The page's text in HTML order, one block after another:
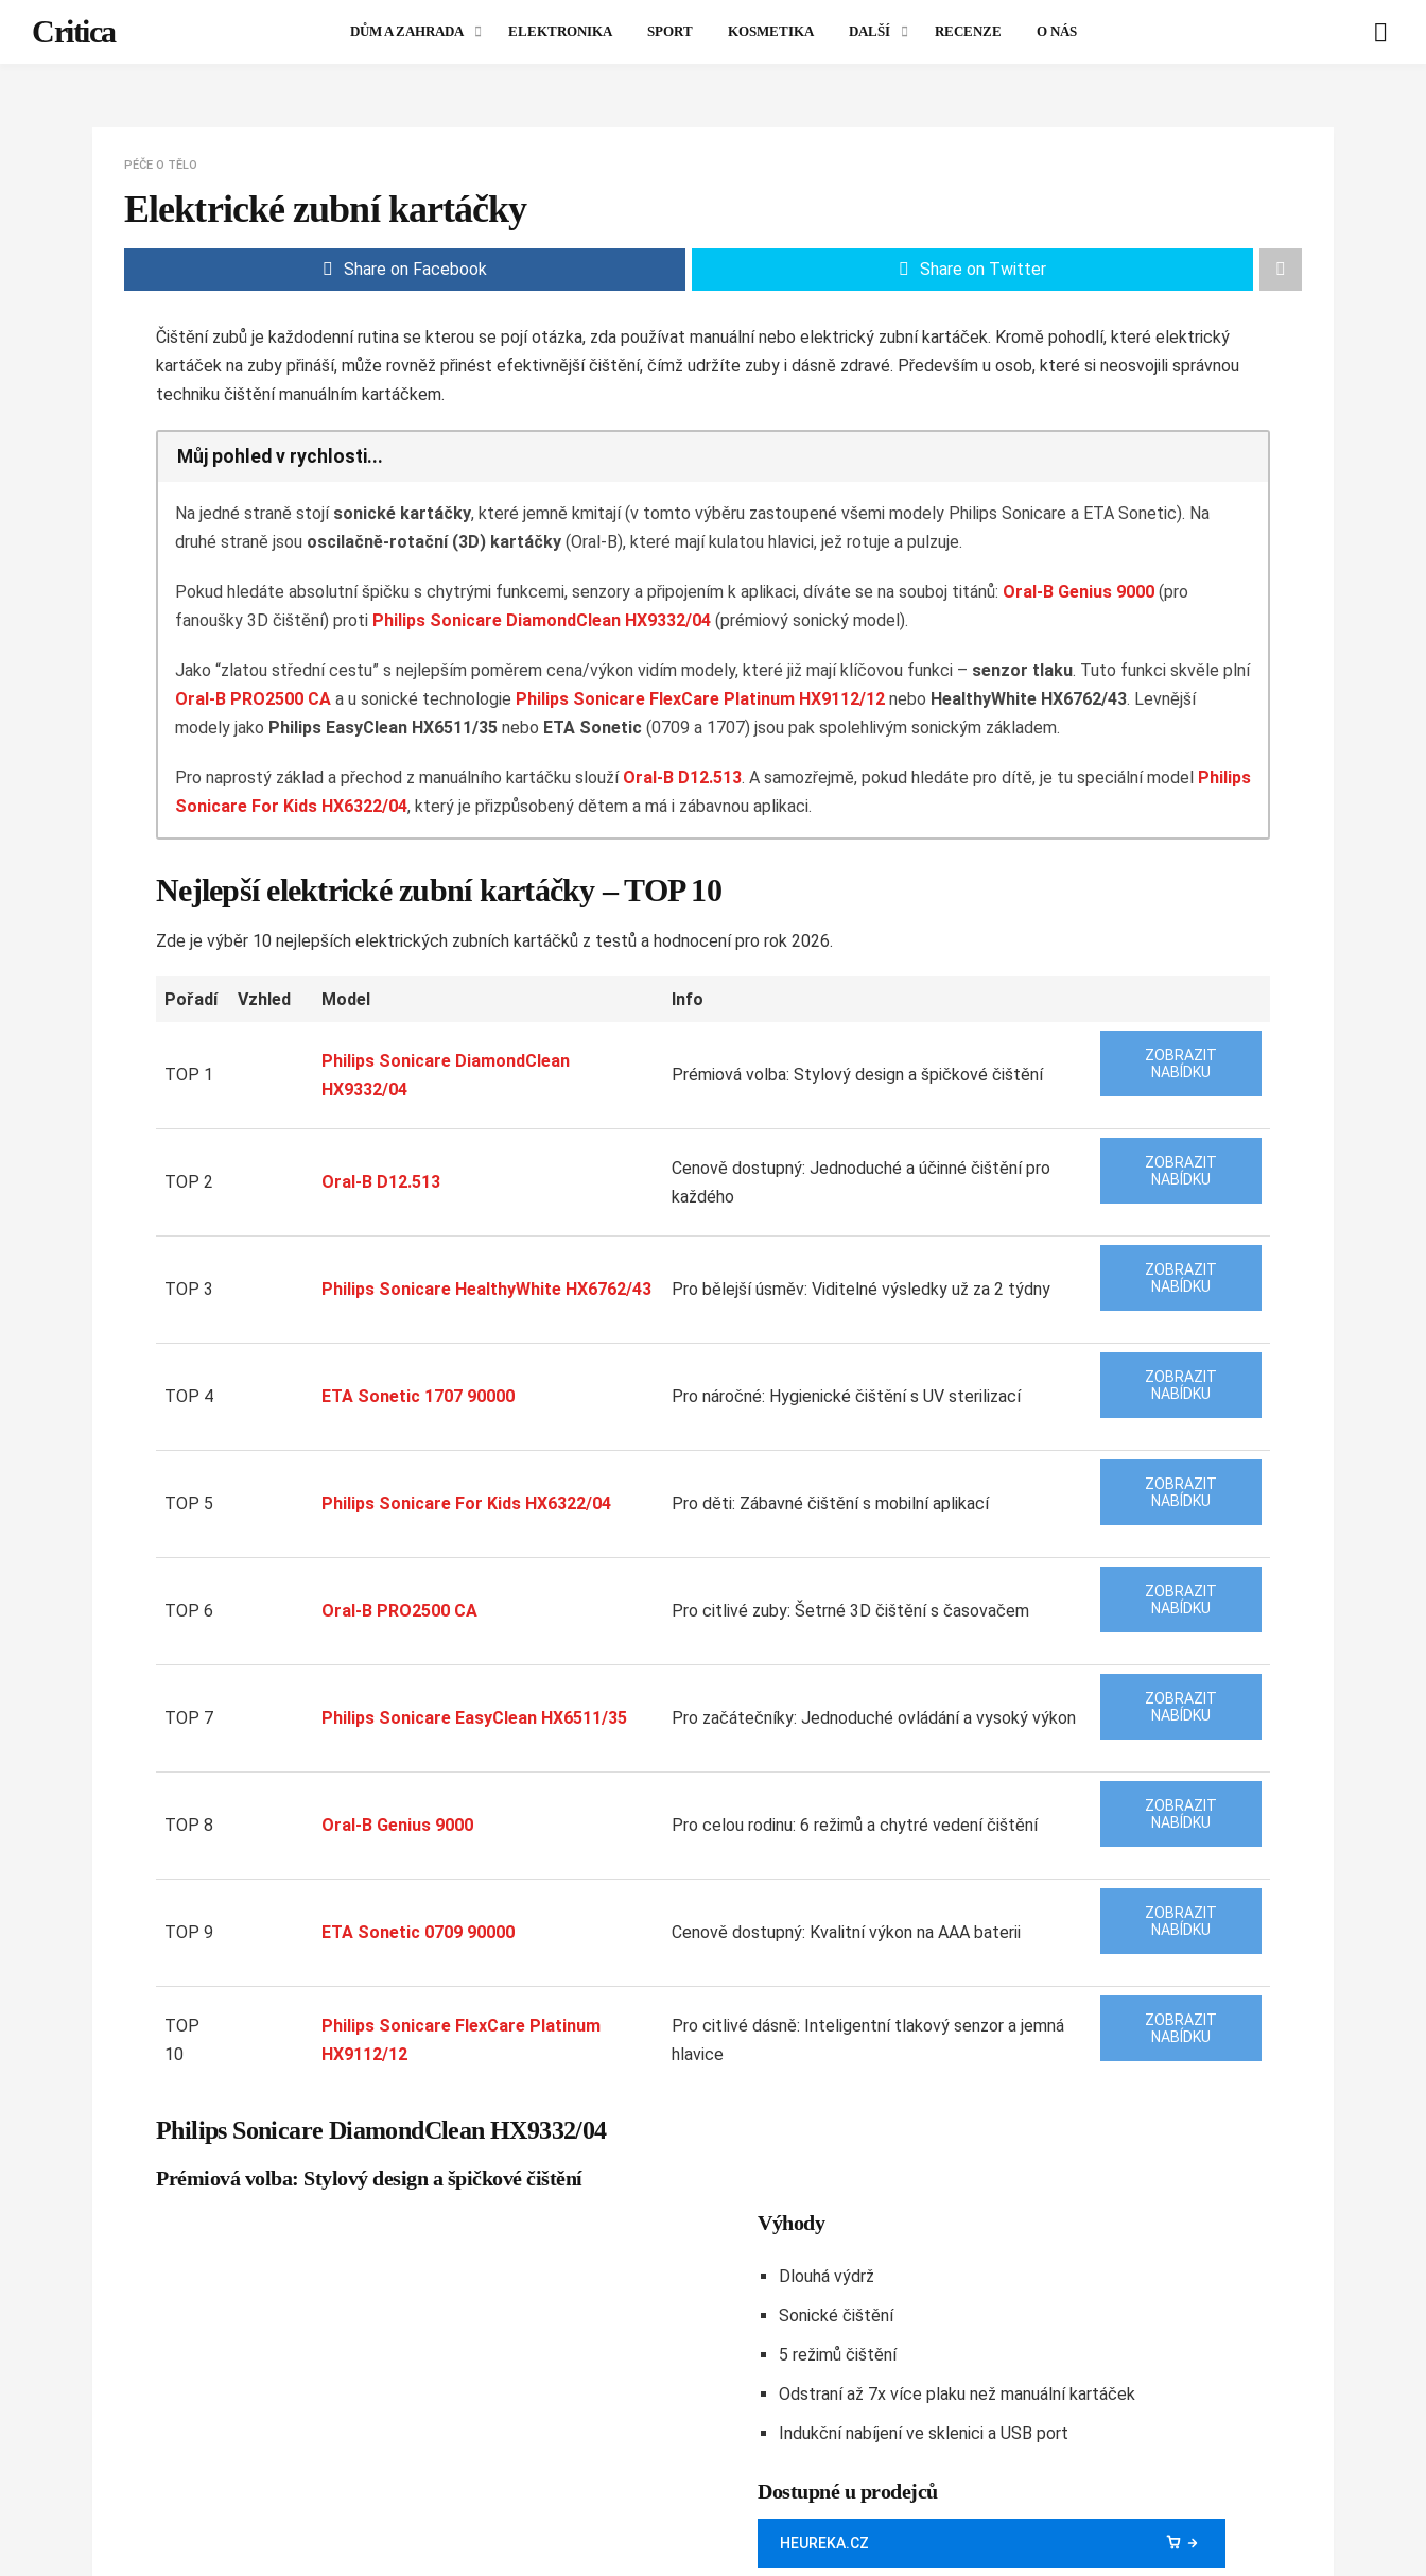
Critica DŮM A ZAHRADA ELEKTRONIKA SPORT KOSMETIKA DALŠÍ RECENZE O NÁS
PÉČE O TĚLO
Elektrické zubní kartáčky
Share on Facebook Share on Twitter
Čištění zubů je každodenní rutina se kterou se pojí otázka, zda používat manuální nebo elektrický zubní kartáček. Kromě pohodlí, které elektrický
kartáček na zuby přináší, může rovněž přinést efektivnější čištění, čímž udržíte zuby i dásně zdravé. Především u osob, které si neosvojili správnou
techniku čištění manuálním kartáčkem.
Můj pohled v rychlosti...
Na jedné straně stojí sonické kartáčky, které jemně kmitají (v tomto výběru zastoupené všemi modely Philips Sonicare a ETA Sonetic). Na
druhé straně jsou oscilačně-rotační (3D) kartáčky (Oral-B), které mají kulatou hlavici, jež rotuje a pulzuje.
Pokud hledáte absolutní špičku s chytrými funkcemi, senzory a připojením k aplikaci, díváte se na souboj titánů: Oral-B Genius 9000 (pro
fanoušky 3D čištění) proti Philips Sonicare DiamondClean HX9332/04 (prémiový sonický model).
Jako “zlatou střední cestu” s nejlepším poměrem cena/výkon vidím modely, které již mají klíčovou funkci – senzor tlaku. Tuto funkci skvěle plní
Oral-B PRO2500 CA a u sonické technologie Philips Sonicare FlexCare Platinum HX9112/12 nebo HealthyWhite HX6762/43. Levnější
modely jako Philips EasyClean HX6511/35 nebo ETA Sonetic (0709 a 1707) jsou pak spolehlivým sonickým základem.
Pro naprostý základ a přechod z manuálního kartáčku slouží Oral-B D12.513. A samozřejmě, pokud hledáte pro dítě, je tu speciální model Philips
Sonicare For Kids HX6322/04, který je přizpůsobený dětem a má i zábavnou aplikaci.
Nejlepší elektrické zubní kartáčky – TOP 10
Zde je výběr 10 nejlepších elektrických zubních kartáčků z testů a hodnocení pro rok 2026.
Pořadí Vzhled Model Info
TOP 1
Philips Sonicare DiamondClean
HX9332/04
Prémiová volba: Stylový design a špičkové čištění
ZOBRAZIT
NABÍDKU
TOP 2 Oral-B D12.513
Cenově dostupný: Jednoduché a účinné čištění pro
každého
ZOBRAZIT
NABÍDKU
TOP 3 Philips Sonicare HealthyWhite HX6762/43 Pro bělejší úsměv: Viditelné výsledky už za 2 týdny
ZOBRAZIT
NABÍDKU
TOP 4 ETA Sonetic 1707 90000 Pro náročné: Hygienické čištění s UV sterilizací
ZOBRAZIT
NABÍDKU
TOP 5 Philips Sonicare For Kids HX6322/04 Pro děti: Zábavné čištění s mobilní aplikací
ZOBRAZIT
NABÍDKU
TOP 6 Oral-B PRO2500 CA Pro citlivé zuby: Šetrné 3D čištění s časovačem
ZOBRAZIT
NABÍDKU
TOP 7 Philips Sonicare EasyClean HX6511/35 Pro začátečníky: Jednoduché ovládání a vysoký výkon
ZOBRAZIT
NABÍDKU
TOP 8 Oral-B Genius 9000 Pro celou rodinu: 6 režimů a chytré vedení čištění
ZOBRAZIT
NABÍDKU
TOP 9 ETA Sonetic 0709 90000 Cenově dostupný: Kvalitní výkon na AAA baterii
ZOBRAZIT
NABÍDKU
TOP
10
Philips Sonicare FlexCare Platinum
HX9112/12
Pro citlivé dásně: Inteligentní tlakový senzor a jemná
hlavice
ZOBRAZIT
NABÍDKU
Philips Sonicare DiamondClean HX9332/04
Prémiová volba: Stylový design a špičkové čištění
Výhody
Dlouhá výdrž
Sonické čištění
5 režimů čištění
Odstraní až 7x více plaku než manuální kartáček
Indukční nabíjení ve sklenici a USB port
Dostupné u prodejců
HEUREKA.CZ